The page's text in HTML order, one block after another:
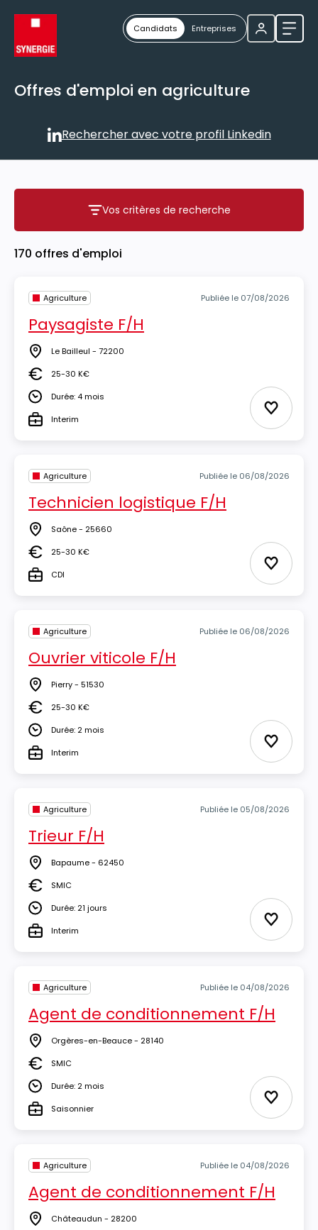
Candidats Entreprises
Offres d'emploi en agriculture
Rechercher avec votre
Rechercher avec votre profil Linkedin
Vos critères de recherche
Vos critères de recherche
170 offres d'emploi
Agriculture Publiée le 07/08/2026
Paysagiste F/H
Lieu Le Bailleul - 72200
Salaire25-30 K€
DuréeDurée: 4 mois
TypeInterim Ajouter
Agriculture Publiée le 06/08/2026
Technicien logistique F/H
Lieu Saône - 25660
Salaire25-30 K€
TypeCDI Ajouter
Agriculture Publiée le 06/08/2026
Ouvrier viticole F/H
Lieu Pierry - 51530
Salaire25-30 K€
DuréeDurée: 2 mois
TypeInterim Ajouter
Agriculture Publiée le 05/08/2026
Trieur F/H
Lieu Bapaume - 62450
Salaire
SMIC
DuréeDurée: 21 jours
TypeInterim Ajouter
Agriculture Publiée le 04/08/2026
Agent de conditionnement F/H
Lieu Orgères-en-Beauce - 28140
Salaire
SMIC
DuréeDurée: 2 mois
TypeSaisonnier Ajouter
Agriculture Publiée le 04/08/2026
Agent de conditionnement F/H
Lieu Châteaudun - 28200